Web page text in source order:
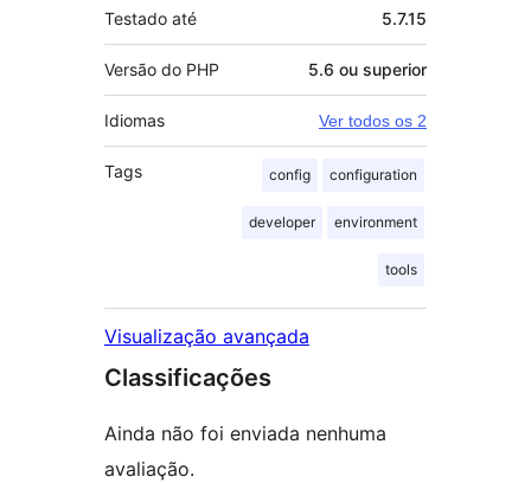
Testado até 5.7.15
Versão do PHP 5.6 ou superior
Idiomas Ver todos os 2
Tags config configuration
developer environment
tools
Visualização avançada
Classificações
Ainda não foi enviada nenhuma
avaliação.